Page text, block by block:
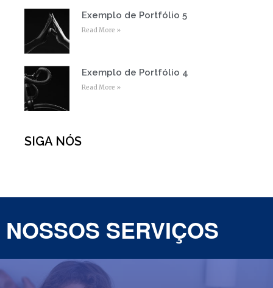
Exemplo de Portfólio 5
Read More »
Exemplo de Portfólio 4
Read More »
SIGA NÓS
NOSSOS SERVIÇOS